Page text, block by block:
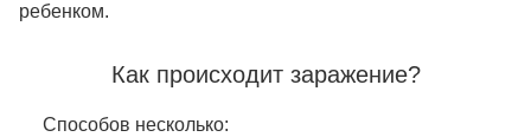
ребенком.
Как происходит заражение?
Способов несколько: